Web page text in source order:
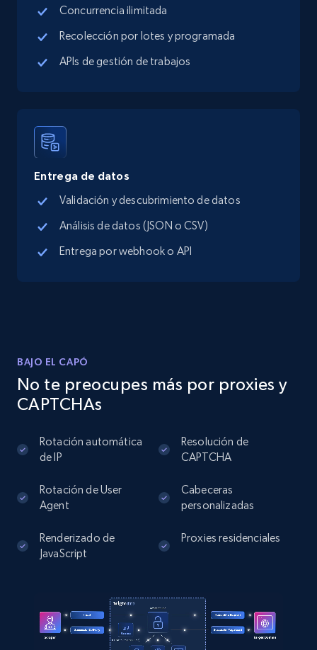
Google Maps full information - Collect
Google Maps Businesses data by place id
Place id, URL, Country, Name, Category,
Address, Description, Business details, and
13.3K+
Google Maps full information - Discover
Place id, URL, Country, Name, Category,
Address, Description, Business details, and
URL, User posted, Description, Hashtags, Num
comments, Date posted, Likes, Photos, and
13.2K+ Prueba gratuita
Instagram - Posts - Collects posts from a
specific URLs by using profile URL
1.6K+ Prueba gratuita
Concurrencia ilimitada
Recolección por lotes y programada
APIs de gestión de trabajos
Entrega de datos
Validación y descubrimiento de datos
Análisis de datos (JSON o CSV)
Entrega por webhook o API
BAJO EL CAPÓ
No te preocupes más por proxies y
CAPTCHAs
Rotación automática
de IP
Resolución de
CAPTCHA
Rotación de User
Agent
Cabeceras
personalizadas
Renderizado de
JavaScript
Proxies residenciales